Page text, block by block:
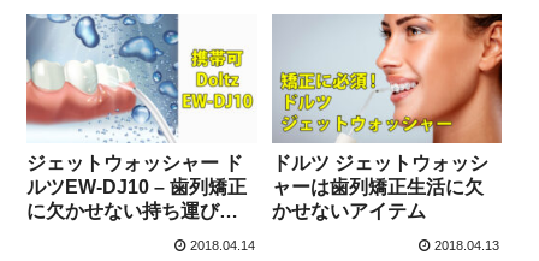
ジェットウォッシャー ド
ルツEW-DJ10 – 歯列矯正
に欠かせない持ち運びで
2018.04.14
ドルツ ジェットウォッシ
ャーは歯列矯正生活に欠
かせないアイテム
2018.04.13